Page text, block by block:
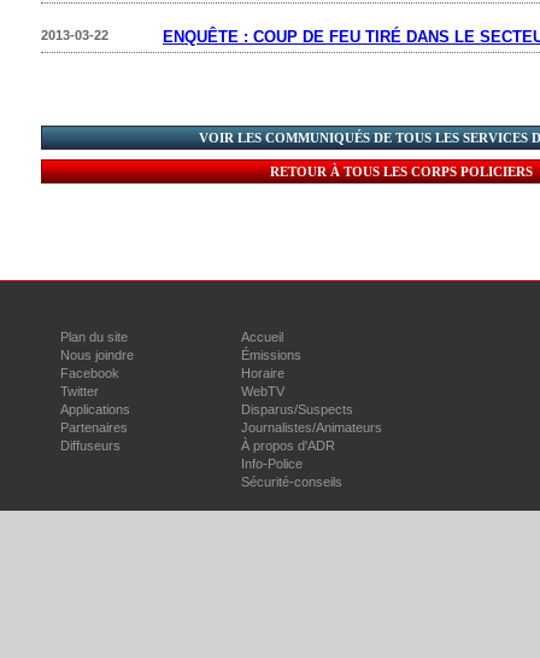
ENQUÊTE : COUP DE FEU TIRÉ DANS LE
2013-03-22
VOIR LES COMMUNIQUÉS DE TOUS LES SERVICES
RETOUR À TOUS LES CORPS POLICIERS
Plan du site
Nous joindre
Facebook
Twitter
Applications
Partenaires
Diffuseurs
Accueil
Émissions
Horaire
WebTV
Disparus/Suspects
Journalistes/Animateurs
À propos d'ADR
Info-Police
Sécurité-conseils